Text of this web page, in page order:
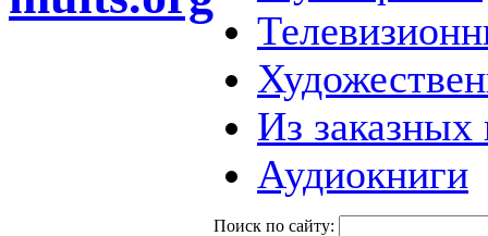
Из заказных
Аудиокниги
Поиск по сайту: